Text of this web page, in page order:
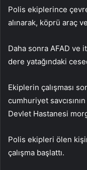
Polis ekiplerince
alınarak, köprü araç
Daha sonra AFAD ve
dere yatağındaki
Ekiplerin çalışması
cumhuriyet
Devlet Hastanesi
Polis ekipleri ölen
çalışma başlattı.